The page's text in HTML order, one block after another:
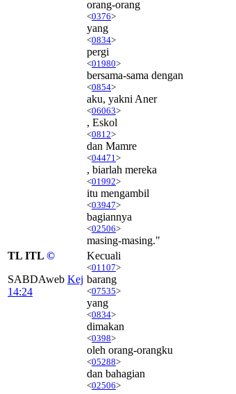
orang-orang
<0376>
yang
<0834>
pergi
<01980>
bersama-sama dengan
<0854>
aku, yakni Aner
<06063>
, Eskol
<0812>
dan Mamre
<04471 >
, biarlah mereka
<01992>
itu mengambil
<03947>
bagiannya
<02506>
masing-masing."
TL ITL ©
SABDAweb Kej
14:24
Kecuali
<01107>
barang
<07535>
yang
<0834>
dimakan
<0398>
oleh orang-orangku
<05288>
dan bahagian
<02506>